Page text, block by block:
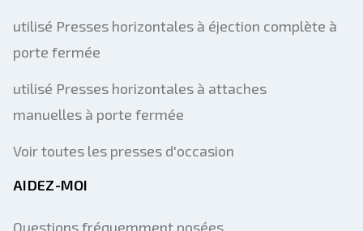
utilisé Presses horizontales à éjection complète à
porte fermée
utilisé Presses horizontales à attaches
manuelles à porte fermée
Voir toutes les presses d'occasion
AIDEZ-MOI
Questions fréquemment posées